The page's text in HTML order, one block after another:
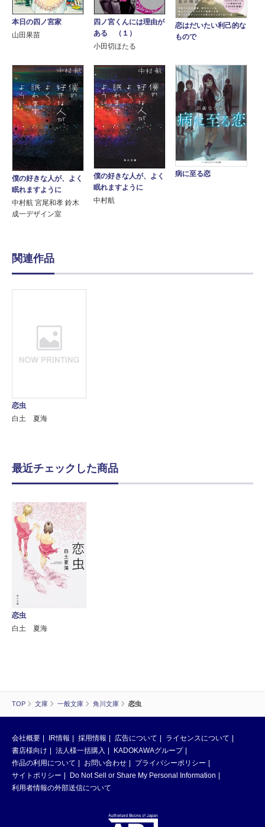
TOP 文庫 一般文庫 角川文庫 恋虫
本日の四ノ宮家
山田果苗
四ノ宮くんには理由が
ある （１）
小田切ほたる
恋はだいたい利己的な
もので
僕の好きな人が、よく
眠れますように
中村航 宮尾和孝 鈴木
成一デザイン室
僕の好きな人が、よく
眠れますように
中村航
病に至る恋
関連作品
恋虫
白土 夏海
最近チェックした商品
恋虫
白土 夏海
会社概要 IR情報 採用情報 広告について
ライセンスについて
書店様向け
法人様一括購入
KADOKAWAグループ
作品の利用について
お問い合わせ
プライバシーポリシー
サイトポリシー
Do Not Sell or Share My Personal Information
利用者情報の外部送信について